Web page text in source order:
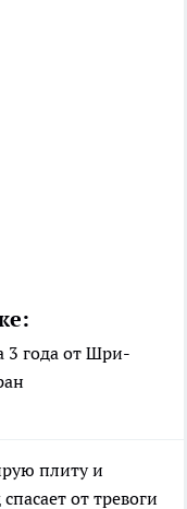
3 года от Шри-
плиту и
от тревоги